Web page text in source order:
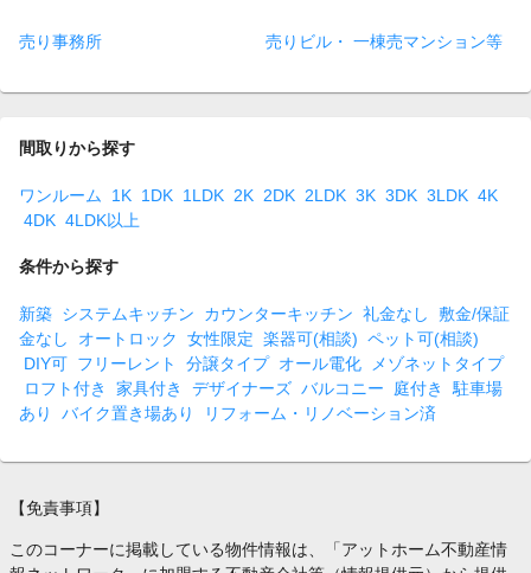
売り事務所 売りビル・ 一棟売マンション等
間取りから探す
ワンルーム 1K 1DK 1LDK 2K 2DK 2LDK 3K 3DK 3LDK 4K
4DK 4LDK以上
条件から探す
新築 システムキッチン カウンターキッチン 礼金なし
敷金/保証
金なし
オートロック 女性限定 楽器可(相談) ペット可(相談)
DIY可 フリーレント 分譲タイプ オール電化
メゾネットタイプ
ロフト付き
家具付き デザイナーズ バルコニー 庭付き
駐車場
あり
バイク置き場あり リフォーム・リノベーション済
【免責事項】
このコーナーに掲載している物件情報は、「アットホーム不動産情